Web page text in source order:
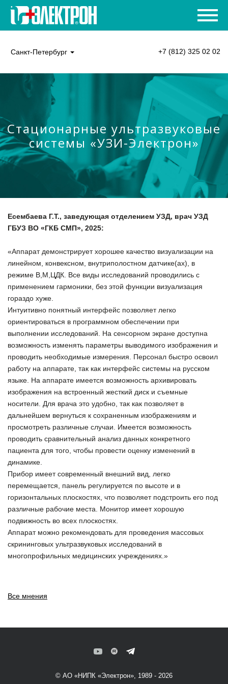
Санкт-Петербург +7 (812) 325 02 02
Стационарные ультразвуковые
системы «УЗИ-Электрон»
Есембаева Г.Т., заведующая отделением УЗД, врач УЗД
ГБУЗ ВО «ГКБ СМП», 2025:
«Аппарат демонстрирует хорошее качество визуализации на
линейном, конвексном, внутриполостном датчике(ах), в
режиме В,М,ЦДК. Все виды исследований проводились с
применением гармоники, без этой функции визуализация
гораздо хуже.
Интуитивно понятный интерфейс позволяет легко
ориентироваться в программном обеспечении при
выполнении исследований. На сенсорном экране доступна
возможность изменять параметры выводимого изображения и
проводить необходимые измерения. Персонал быстро освоил
работу на аппарате, так как интерфейс системы на русском
языке. На аппарате имеется возможность архивировать
изображения на встроенный жесткий диск и съемные
носители. Для врача это удобно, так как позволяет в
дальнейшем вернуться к сохраненным изображениям и
просмотреть различные случаи. Имеется возможность
проводить сравнительный анализ данных конкретного
пациента для того, чтобы провести оценку изменений в
динамике.
Прибор имеет современный внешний вид, легко
перемещается, панель регулируется по высоте и в
горизонтальных плоскостях, что позволяет подстроить его под
различные рабочие места. Монитор имеет хорошую
подвижность во всех плоскостях.
Аппарат можно рекомендовать для проведения массовых
скрининговых ультразвуковых исследований в
многопрофильных медицинских учреждениях.»
Все мнения
© АО «НИПК «Электрон», 1989 - 2026